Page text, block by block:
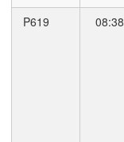
P619 08:38